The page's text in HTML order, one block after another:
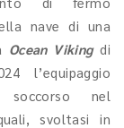
nave di una
Ocean Vikingdi
l’equipaggio
nel
svoltasi in